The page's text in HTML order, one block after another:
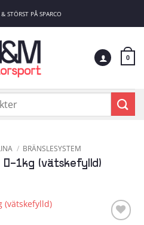
STÖRST PÅ SPARCO
0
/ BRÄNSLESYSTEM
1kg (vätskefylld)